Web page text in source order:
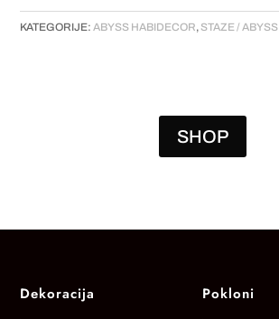
"Flow"
količina
KATEGORIJE:ABYSS HABIDECOR, STAZE / ABYSS
SHOP
Dekoracija Pokloni